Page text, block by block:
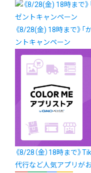
《8/28(金) 18時まで》
ントキャンペーン
《8/28（金）18時まで》
代行など人気アプリがお